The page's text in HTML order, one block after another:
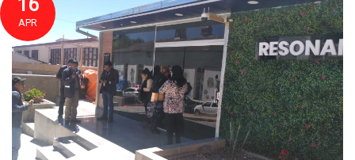
16
APR